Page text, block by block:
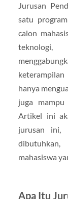
Jurusan
satu program
calon
hanya
juga
Artikel ini
jurusan ini,
mahasiswa
Apa Itu